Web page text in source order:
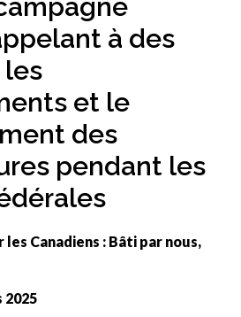
menu
à des
les
et le
des
pendant les
Canadiens : Bâti par nous,
2025